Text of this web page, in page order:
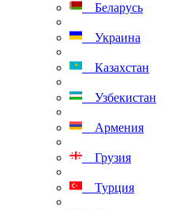
Беларусь
Украина
Казахстан
Узбекистан
Армения
Грузия
Турция